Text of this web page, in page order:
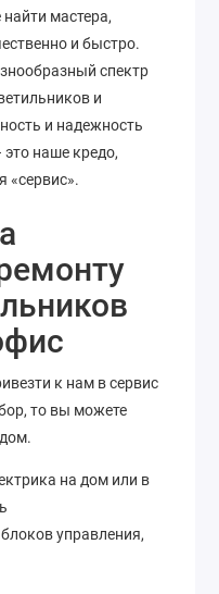
мастера,
и быстро.
спектр
и
и надежность
наше кредо,
«сервис».
к нам в сервис
то вы можете
на дом или в
управления,